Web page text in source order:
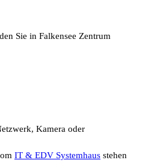
Sie in Falkensee Zentrum
Kamera oder
IT & EDV Systemhaus stehen